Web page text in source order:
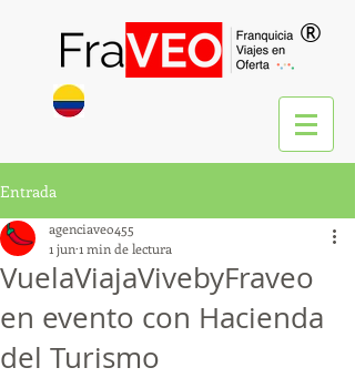
®
Entrada
VuelaViajaVivebyFraveo
en evento con Hacienda
del Turismo
agenciaveo455
1 jun1 min de lectura